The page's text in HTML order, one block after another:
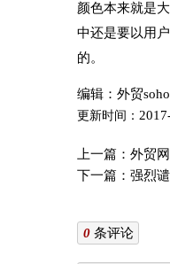
颜色本来就是
中还是要以用
的。
编辑：外贸
更新时间：
上一篇： 外贸
下一篇： 强烈
0 条评论